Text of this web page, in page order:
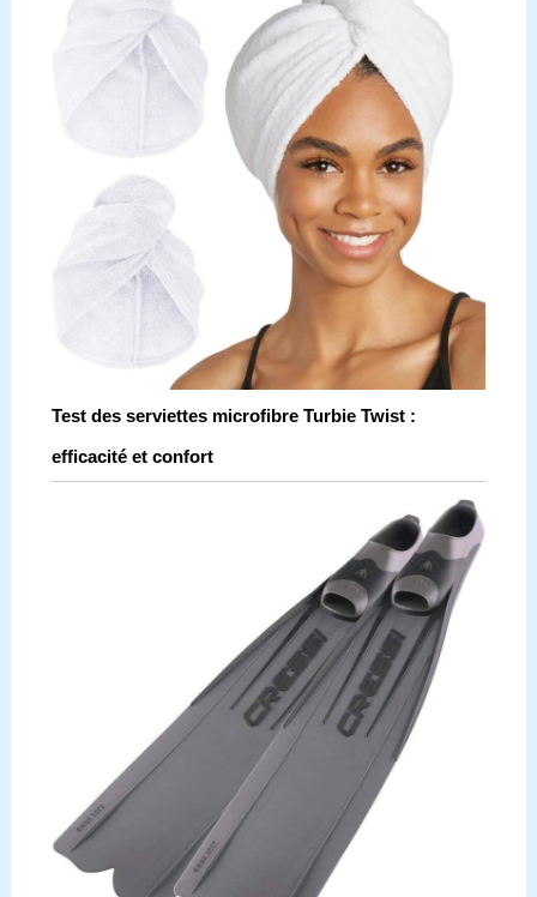
Test des serviettes microfibre Turbie Twist :
efficacité et confort